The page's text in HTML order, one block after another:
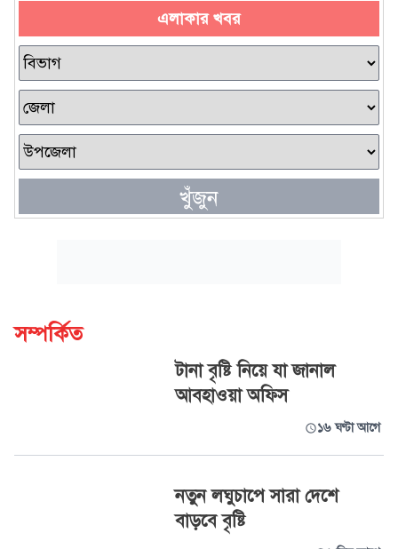
এলাকার খবর
খুঁজুন
সম্পর্কিত
টানা বৃষ্টি নিয়ে যা জানাল
আবহাওয়া অফিস
১৬ ঘণ্টা আগে
নতুন লঘুচাপে সারা দেশে
বাড়বে বৃষ্টি